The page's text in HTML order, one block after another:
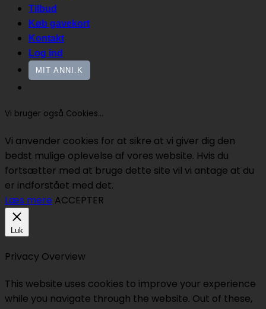
Tilbud
Køb gavekort
Kontakt
Log ind
MIT ANNI.K
Vi bruger også Cookies...
Vi anvender cookies for at sikre at vi giver dig den
bedst mulige oplevelse af vores website. Hvis du
fortsætter med at bruge dette site vil vi antage at du
er indforstået med det.
Læs mere ACCEPTER
Luk
Privacy Overview
This website uses cookies to improve your experience
while you navigate through the website. Out of these,